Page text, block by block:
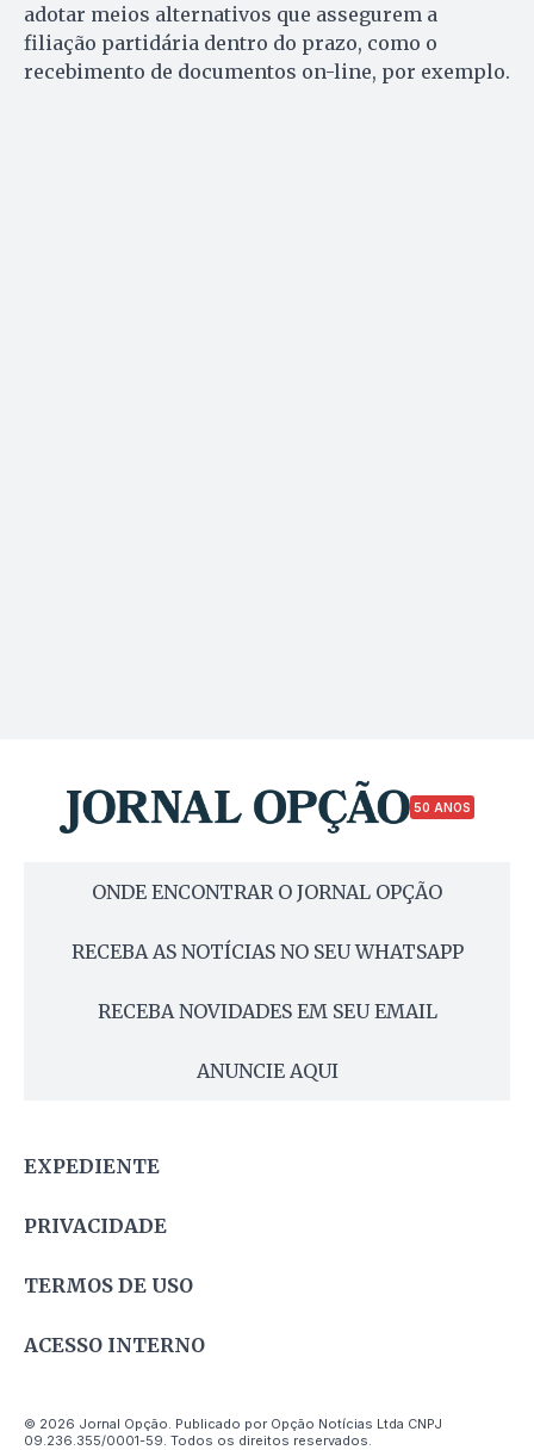
adotar meios alternativos que assegurem a
filiação partidária dentro do prazo, como o
recebimento de documentos on-line, por exemplo.
50 ANOS
ONDE ENCONTRAR O JORNAL OPÇÃO
RECEBA AS NOTÍCIAS NO SEU WHATSAPP
RECEBA NOVIDADES EM SEU EMAIL
ANUNCIE AQUI
EXPEDIENTE
PRIVACIDADE
TERMOS DE USO
ACESSO INTERNO
© 2026 Jornal Opção. Publicado por Opção Notícias Ltda CNPJ
09.236.355/0001-59. Todos os direitos reservados.